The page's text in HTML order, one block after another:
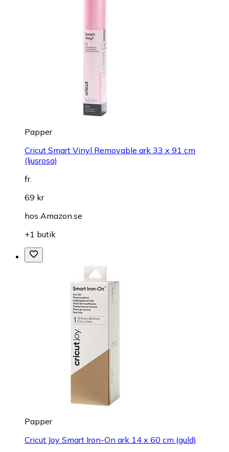
Papper
Cricut Smart Vinyl Removable ark 33 x 91 cm
(ljusrosa)
fr.
69 kr
hos Amazon.se
+1 butik
Papper
Cricut Joy Smart Iron-On ark 14 x 60 cm (guld)